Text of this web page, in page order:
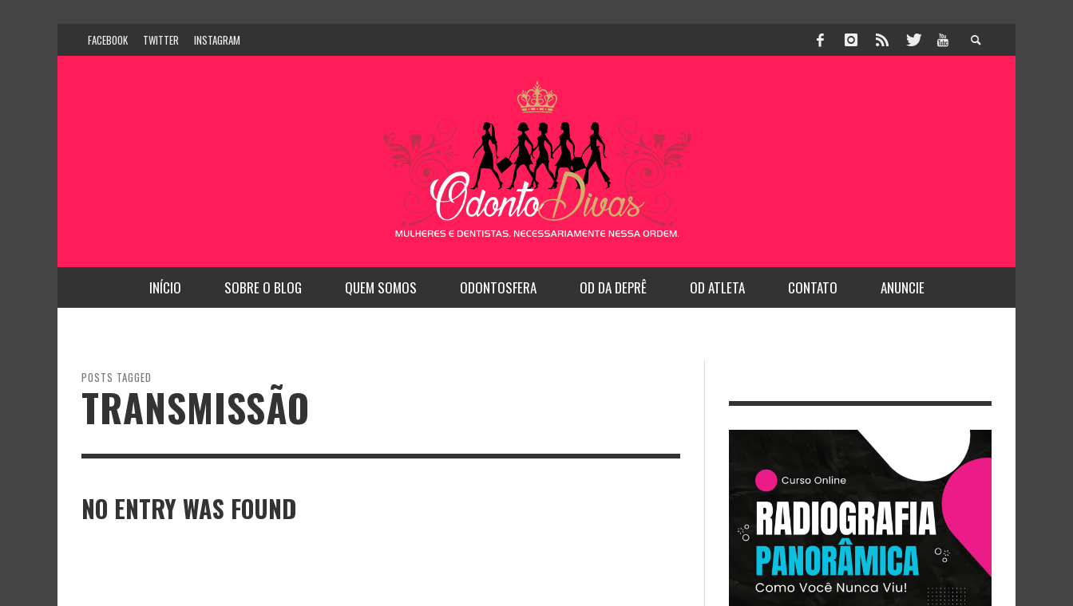
FACEBOOK TWITTER INSTAGRAM
INÍCIO SOBRE O BLOG QUEM SOMOS ODONTOSFERA OD DA DEPRÊ OD ATLETA CONTATO ANUNCIE
POSTS TAGGED
TRANSMISSÃO
NO ENTRY WAS FOUND